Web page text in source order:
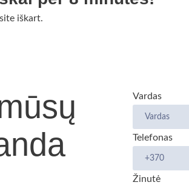
iškart.
Vardas
Telefonas
Žinutė